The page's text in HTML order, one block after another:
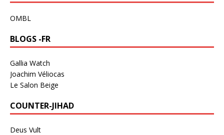
OMBL
BLOGS -FR
Gallia Watch
Joachim Véliocas
Le Salon Beige
COUNTER-JIHAD
Deus Vult